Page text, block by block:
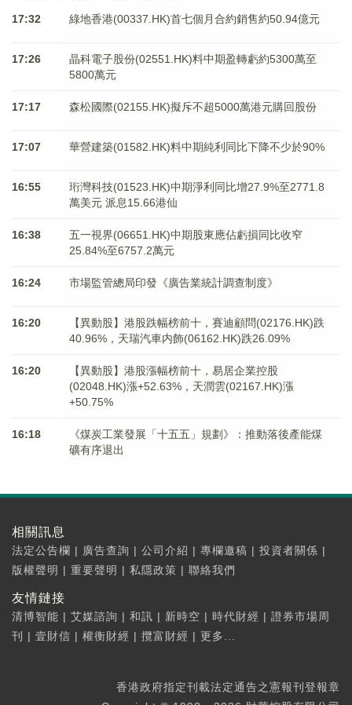
17:32 綠地香港(00337.HK)首七個月合約銷售約50.94億元
17:26
晶科電子股份(02551.HK)料中期盈轉虧約5300萬至
5800萬元
17:17 森松國際(02155.HK)擬斥不超5000萬港元購回股份
17:07 華營建築(01582.HK)料中期純利同比下降不少於90%
16:55
珩灣科技(01523.HK)中期淨利同比增27.9%至2771.8
萬美元 派息15.66港仙
16:38
五一視界(06651.HK)中期股東應佔虧損同比收窄
25.84%至6757.2萬元
16:24 市場監管總局印發《廣告業統計調查制度》
16:20
【異動股】港股跌幅榜前十，賽迪顧問(02176.HK)跌
40.96%，天瑞汽車内飾(06162.HK)跌26.09%
16:20
【異動股】港股漲幅榜前十，易居企業控股
(02048.HK)漲+52.63%，天潤雲(02167.HK)漲
+50.75%
16:18
《煤炭工業發展「十五五」規劃》：推動落後產能煤
礦有序退出
相關訊息
法定公告欄 | 廣告查詢 | 公司介紹 | 專欄邀稿 | 投資者關係 |
版權聲明 | 重要聲明 | 私隱政策 | 聯絡我們
友情鏈接
清博智能 | 艾媒諮詢 | 和訊 | 新時空 | 時代財經 | 證券市場周
刊
| 壹財信 | 權衡財經 | 攬富財經 | 更多...
香港政府指定刊載法定通告之憲報刊登報章